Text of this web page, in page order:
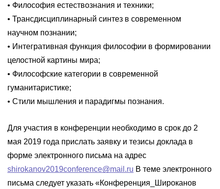
• Философия естествознания и техники;
• Трансдисциплинарный синтез в современном
научном познании;
• Интегративная функция философии в формировании
целостной картины мира;
• Философские категории в современной
гуманитаристике;
• Стили мышления и парадигмы познания.
Для участия в конференции необходимо в срок до 2
мая 2019 года прислать заявку и тезисы доклада в
форме электронного письма на адрес
shirokanov2019conference@mail.ru В теме электронного
письма следует указать «Конференция_Широканов